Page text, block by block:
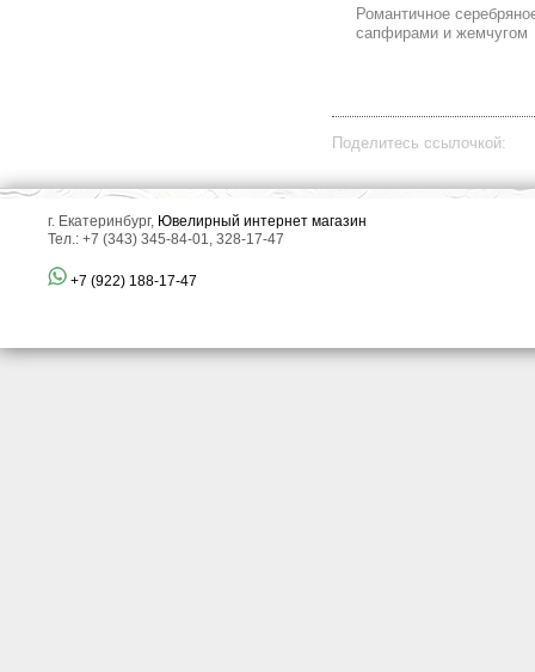
Романтичное
сапфирами и жемчугом
Поделитесь ссылочкой:
г. Екатеринбург, Ювелирный интернет магазин
Тел.: +7 (343) 345-84-01, 328-17-47
+7 (922) 188-17-47